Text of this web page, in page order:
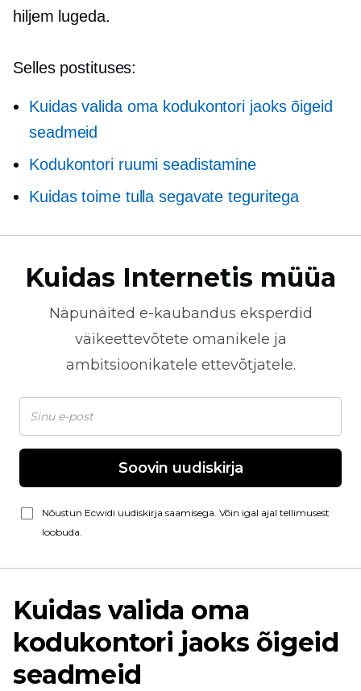
hiljem lugeda.
Selles postituses:
Kuidas valida oma kodukontori jaoks õigeid
seadmeid
Kodukontori ruumi seadistamine
Kuidas toime tulla segavate teguritega
Kuidas Internetis müüa
Näpunäited e-kaubandus eksperdid
väikeettevõtete omanikele ja
ambitsioonikatele ettevõtjatele.
Soovin uudiskirja
Nõustun Ecwidi uudiskirja saamisega. Võin igal ajal tellimusest
loobuda.
Kuidas valida oma
kodukontori jaoks õigeid
seadmeid